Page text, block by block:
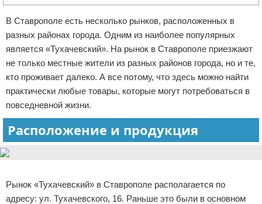
Промышленность
Международный бизнес
Продажи
Начало бизнеса
Обзоры услуг
Самосовершенствование
Менеджмент
Размещение рекламы
Для правообладателей
Условия предоставления информации
Отказ от ответственности
В Ставрополе есть несколько рынков, расположенных в
разных районах города. Одним из наиболее популярных
является «Тухачевский». На рынок в Ставрополе приезжают
не только местные жители из разных районов города, но и те,
кто проживает далеко. А все потому, что здесь можно найти
практически любые товары, которые могут потребоваться в
повседневной жизни.
Расположение и продукция
Рынок «Тухачевский» в Ставрополе располагается по
адресу: ул. Тухачевского, 16. Раньше это были в основном